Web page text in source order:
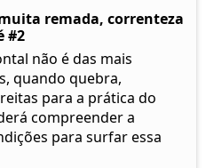
remada, correnteza
#2
não é das mais
quando quebra,
para a prática do
compreender a
para surfar essa